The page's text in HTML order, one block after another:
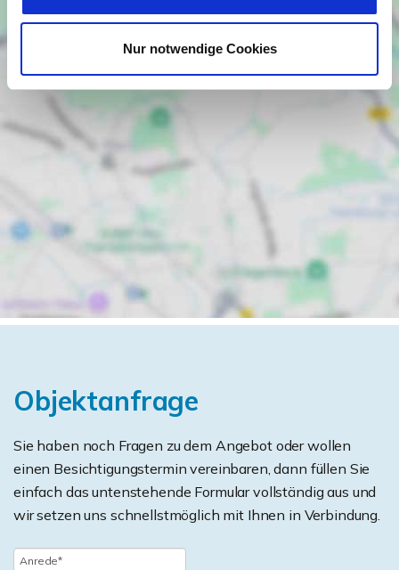
Nur notwendige Cookies
Objektanfrage
Sie haben noch Fragen zu dem Angebot oder wollen
einen Besichtigungstermin vereinbaren, dann füllen Sie
einfach das untenstehende Formular vollständig aus und
wir setzen uns schnellstmöglich mit Ihnen in Verbindung.